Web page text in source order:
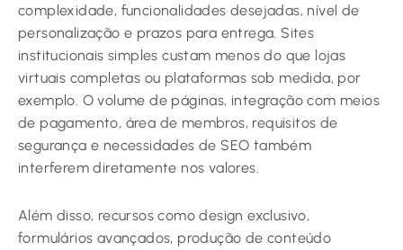
complexidade, funcionalidades desejadas, nível de
personalização e prazos para entrega. Sites
institucionais simples custam menos do que lojas
virtuais completas ou plataformas sob medida, por
exemplo. O volume de páginas, integração com meios
de pagamento, área de membros, requisitos de
segurança e necessidades de SEO também
interferem diretamente nos valores.
Além disso, recursos como design exclusivo,
formulários avançados, produção de conteúdo